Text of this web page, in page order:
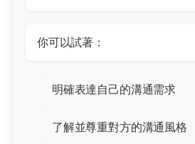
你可以試著：
明確表達自己的溝通需求
了解並尊重對方的溝通風格